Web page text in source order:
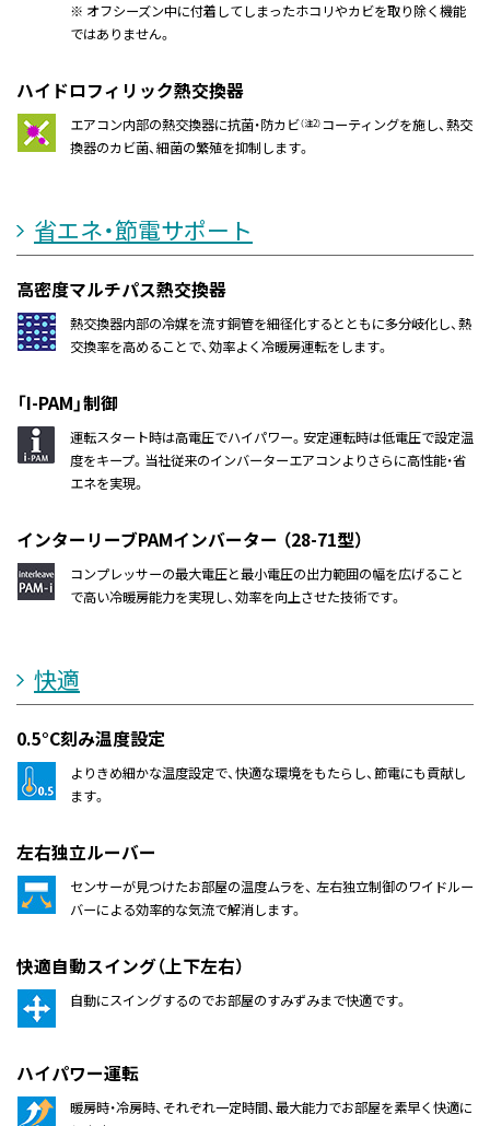
※ オフシーズン中に付着してしまったホコリやカビを取り除く機能
ではありません。
ハイドロフィリック熱交換器
エアコン内部の熱交換器に抗菌・防カビ（注2）コーティングを施し、熱交
換器のカビ菌、細菌の繁殖を抑制します。
省エネ・節電サポート
高密度マルチパス熱交換器
熱交換器内部の冷媒を流す銅管を細径化するとともに多分岐化し、熱
交換率を高めることで、効率よく冷暖房運転をします。
「I-PAM」制御
運転スタート時は高電圧でハイパワー。安定運転時は低電圧で設定温
度をキープ。当社従来のインバーターエアコンよりさらに高性能・省
エネを実現。
インターリーブPAMインバーター （28-71型）
コンプレッサーの最大電圧と最小電圧の出力範囲の幅を広げること
で高い冷暖房能力を実現し、効率を向上させた技術です。
快適
0.5°C刻み温度設定
よりきめ細かな温度設定で、快適な環境をもたらし、節電にも貢献し
ます。
左右独立ルーバー
センサーが見つけたお部屋の温度ムラを、 左右独立制御のワイドルー
バーによる効率的な気流で解消します。
快適自動スイング（上下左右）
自動にスイングするのでお部屋のすみずみまで快適です。
ハイパワー運転
暖房時・冷房時、それぞれ一定時間、最大能力でお部屋を素早く快適に